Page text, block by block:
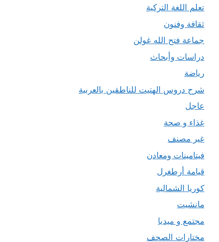
تعلم اللغة التركية
ثقافة وفنون
جماعة فتح الله غولن
دراسات وأبحاث
رياضة
شرح دروس الهتيت للناطقين بالعربية
عاجل
غذاء و صحة
غير مصنف
فيتامينات ومعادن
قيامة أرطغرل
كوريا الشمالية
مانشيت
مجتمع و ميديا
مختارات الصحف